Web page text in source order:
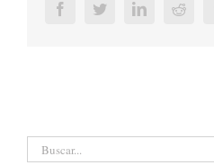
FacebookTwitterLinkedIn
Buscar: